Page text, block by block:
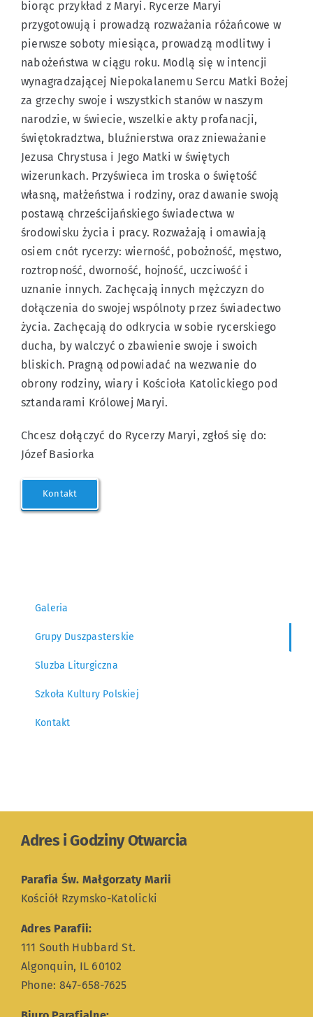
biorąc przykład z Maryi. Rycerze Maryi
przygotowują i prowadzą rozważania różańcowe w
pierwsze soboty miesiąca, prowadzą modlitwy i
nabożeństwa w ciągu roku. Modlą się w intencji
wynagradzającej Niepokalanemu Sercu Matki Bożej
za grzechy swoje i wszystkich stanów w naszym
narodzie, w świecie, wszelkie akty profanacji,
świętokradztwa, bluźnierstwa oraz znieważanie
Jezusa Chrystusa i Jego Matki w świętych
wizerunkach. Przyświeca im troska o świętość
własną, małżeństwa i rodziny, oraz dawanie swoją
postawą chrześcijańskiego świadectwa w
środowisku życia i pracy. Rozważają i omawiają
osiem cnót rycerzy: wierność, pobożność, męstwo,
roztropność, dworność, hojność, uczciwość i
uznanie innych. Zachęcają innych mężczyzn do
dołączenia do swojej wspólnoty przez świadectwo
życia. Zachęcają do odkrycia w sobie rycerskiego
ducha, by walczyć o zbawienie swoje i swoich
bliskich. Pragną odpowiadać na wezwanie do
obrony rodziny, wiary i Kościoła Katolickiego pod
sztandarami Królowej Maryi.
Chcesz dołączyć do Rycerzy Maryi, zgłoś się do:
Józef Basiorka
Kontakt
Galeria
Grupy Duszpasterskie
Sluzba Liturgiczna
Szkoła Kultury Polskiej
Kontakt
Adres i Godziny Otwarcia
Parafia Św. Małgorzaty Marii
Kościół Rzymsko-Katolicki
Adres Parafii:
111 South Hubbard St.
Algonquin, IL 60102
Phone: 847-658-7625